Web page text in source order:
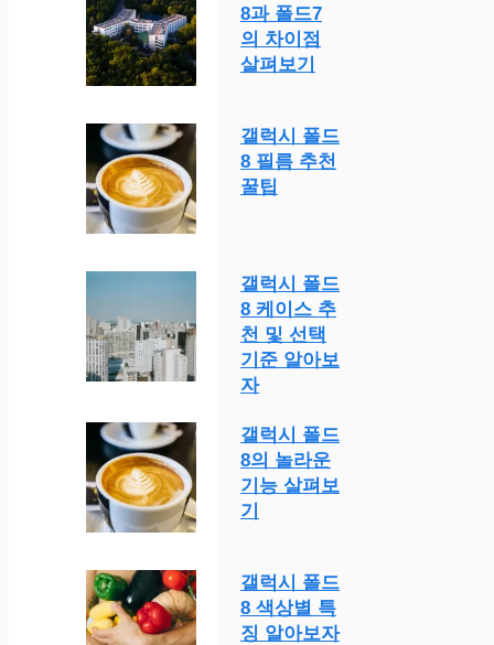
8과 폴드7
의 차이점
살펴보기
갤럭시 폴드
8 필름 추천
꿀팁
갤럭시 폴드
8 케이스 추
천 및 선택
기준 알아보
자
갤럭시 폴드
8의 놀라운
기능 살펴보
기
갤럭시 폴드
8 색상별 특
징 알아보자